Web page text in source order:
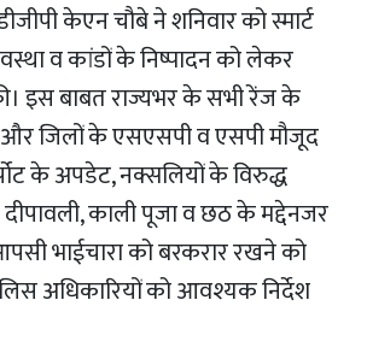
केएन चौबे ने शनिवार को स्मार्ट
व कांडों के निष्पादन को लेकर
इस बाबत राज्यभर के सभी रेंज के
जिलों के एसएसपी व एसपी मौजूद
के अपडेट, नक्सलियों के विरुद्ध
काली पूजा व छठ के मद्देनजर
भाईचारा को बरकरार रखने को
अधिकारियों को आवश्यक निर्देश